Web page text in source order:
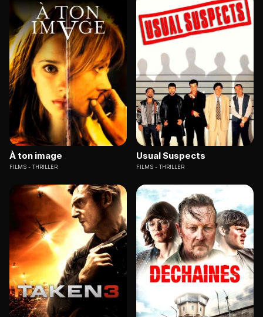
À ton image
FILMS THRILLER
Usual Suspects
FILMS THRILLER